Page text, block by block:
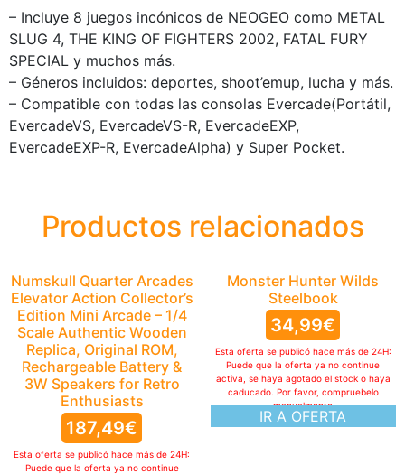
– Incluye 8 juegos incónicos de NEOGEO como METAL
SLUG 4, THE KING OF FIGHTERS 2002, FATAL FURY
SPECIAL y muchos más.
– Géneros incluidos: deportes, shoot’emup, lucha y más.
– Compatible con todas las consolas Evercade(Portátil,
EvercadeVS, EvercadeVS-R, EvercadeEXP,
EvercadeEXP-R, EvercadeAlpha) y Super Pocket.
Productos relacionados
Numskull Quarter Arcades
Elevator Action Collector’s
Edition Mini Arcade – 1/4
Scale Authentic Wooden
Replica, Original ROM,
Rechargeable Battery &
3W Speakers for Retro
Enthusiasts
187,49€
Esta oferta se publicó hace más de 24H:
Puede que la oferta ya no continue
Monster Hunter Wilds
Steelbook
34,99€
IR A OFERTA
Esta oferta se publicó hace más de 24H:
Puede que la oferta ya no continue
activa, se haya agotado el stock o haya
caducado. Por favor, compruebelo
manualmente